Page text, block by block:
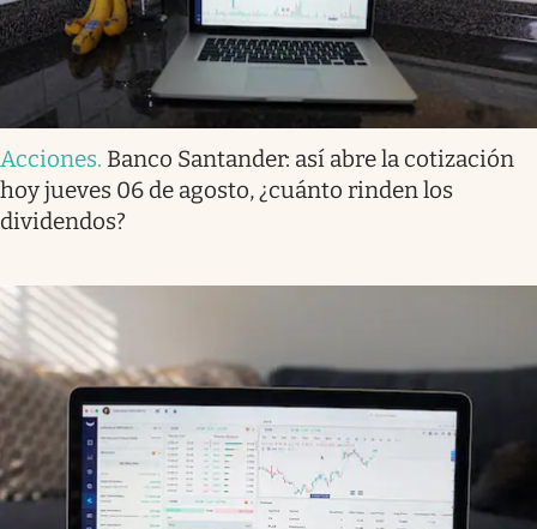
Acciones. Banco Santander: así abre la cotización
hoy jueves 06 de agosto, ¿cuánto rinden los
dividendos?